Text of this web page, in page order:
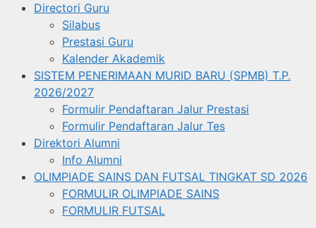
Directori Guru
Silabus
Prestasi Guru
Kalender Akademik
SISTEM PENERIMAAN MURID BARU (SPMB) T.P.
2026/2027
Formulir Pendaftaran Jalur Prestasi
Formulir Pendaftaran Jalur Tes
Direktori Alumni
Info Alumni
OLIMPIADE SAINS DAN FUTSAL TINGKAT SD 2026
FORMULIR OLIMPIADE SAINS
FORMULIR FUTSAL